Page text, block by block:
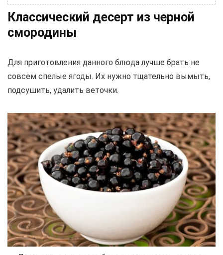
Классический десерт из черной
смородины
Для приготовления данного блюда лучше брать не
совсем спелые ягоды. Их нужно тщательно вымыть,
подсушить, удалить веточки.